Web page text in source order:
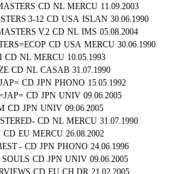
CD NL MERCU 11.09.2003
3-12 CD USA ISLAN 30.06.1990
V.2 CD NL IMS 05.08.2004
CD USA MERCU 30.06.1990
CD NL MERCU 10.05.1993
CD NL CASAB 31.07.1990
CD JPN PHONO 15.05.1992
CD JPN UNIV 09.06.2005
CD JPN UNIV 09.06.2005
CD NL MERCU 31.07.1990
CD EU MERCU 26.08.2002
- CD JPN PHONO 24.06.1996
CD JPN UNIV 09.06.2005
CD EU CH.DR 21.02.2005